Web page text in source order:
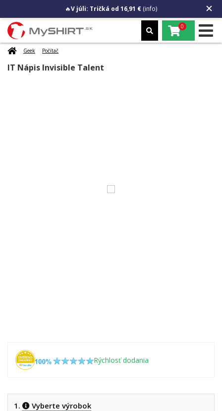
🔥V júli: Tričká od 16,91 € (info)
0
Geek Počítač
IT Nápis Invisible Talent
Rýchlosť dodania
1. Vyberte výrobok